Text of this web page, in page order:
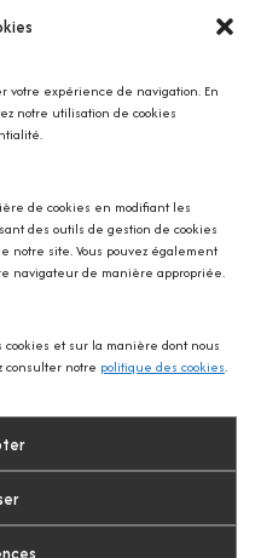
votre expérience de navigation. En
notre utilisation de cookies
de cookies en modifiant les
des outils de gestion de cookies
notre site. Vous pouvez également
navigateur de manière appropriée.
et sur la manière dont nous
consulter notre politique des cookies.